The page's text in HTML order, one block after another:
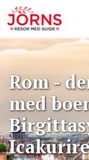
Rom -
med